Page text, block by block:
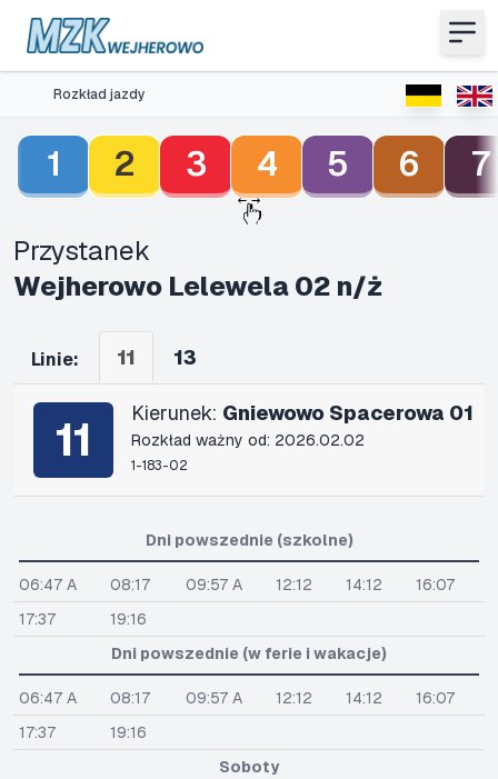
Rozkład jazdy
1 2 3 4 5 6 7
Przystanek
Wejherowo Lelewela 02 n/ż
Linie: 11 13
11 Kierunek: Gniewowo Spacerowa 01
Rozkład ważny od: 2026.02.02
1-183-02
Dni powszednie (szkolne)
06:47 A 08:17 09:57 A 12:12 14:12
16:07
17:37
19:16
Dni powszednie (w ferie i wakacje)
06:47 A 08:17 09:57 A 12:12 14:12
16:07
17:37
19:16
Soboty